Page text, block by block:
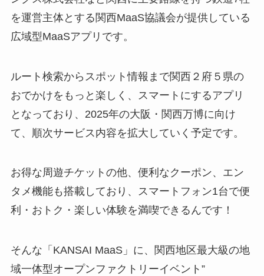
を運営主体とする関西MaaS協議会が提供している
広域型MaaSアプリです。
ルート検索からスポット情報まで関西２府５県の
おでかけをもっと楽しく、スマートにするアプリ
となっており、2025年の大阪・関西万博に向け
て、順次サービス内容を拡大していく予定です。
お得な周遊チケットの他、便利なクーポン、エン
タメ機能も搭載しており、スマートフォン1台で便
利・おトク・楽しい体験を満喫できるんです！
そんな「KANSAI MaaS」に、関西地区最大級の地
域一体型オープンファクトリーイベント”